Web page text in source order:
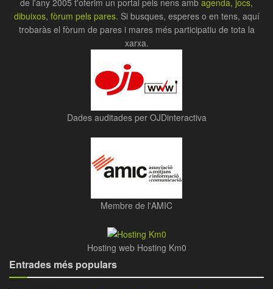
de l'any 2005 t'oferim un portal pels nens amb agenda, jocs,
dibuixos, fòrum pels pares. Si busques, esperes o en tens, aquí
trobaràs el fòrum de pares i mares més participatiu de tota la
xarxa.
Dades auditades per OJDinteractiva
Membre de l'AMIC
Hosting web Hosting Km0
Entrades més populars